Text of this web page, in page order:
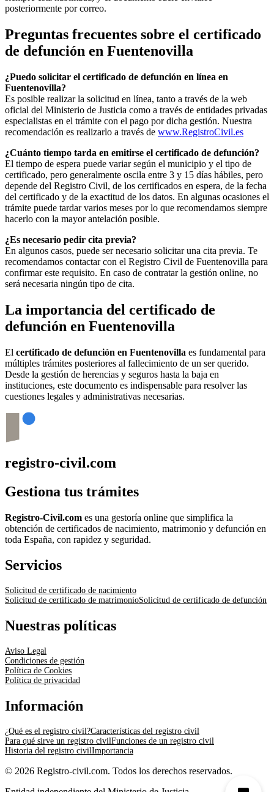
posteriormente por correo.
Preguntas frecuentes sobre el certificado
de defunción en Fuentenovilla
¿Puedo solicitar el certificado de defunción en línea en
Fuentenovilla?
Es posible realizar la solicitud en línea, tanto a través de la web
oficial del Ministerio de Justicia como a través de entidades privadas
especialistas en el trámite con el pago por dicha gestión. Nuestra
recomendación es realizarlo a través de www.RegistroCivil.es
¿Cuánto tiempo tarda en emitirse el certificado de defunción?
El tiempo de espera puede variar según el municipio y el tipo de
certificado, pero generalmente oscila entre 3 y 15 días hábiles, pero
depende del Registro Civil, de los certificados en espera, de la fecha
del certificado y de la exactitud de los datos. En algunas ocasiones el
trámite puede tardar varios meses por lo que recomendamos siempre
hacerlo con la mayor antelación posible.
¿Es necesario pedir cita previa?
En algunos casos, puede ser necesario solicitar una cita previa. Te
recomendamos contactar con el Registro Civil de Fuentenovilla para
confirmar este requisito. En caso de contratar la gestión online, no
será necesaria ningún tipo de cita.
La importancia del certificado de
defunción en Fuentenovilla
El certificado de defunción en Fuentenovilla es fundamental para
múltiples trámites posteriores al fallecimiento de un ser querido.
Desde la gestión de herencias y seguros hasta la baja en
instituciones, este documento es indispensable para resolver las
cuestiones legales y administrativas necesarias.
registro-civil.com
Gestiona tus trámites
Registro-Civil.com es una gestoría online que simplifica la
obtención de certificados de nacimiento, matrimonio y defunción en
toda España, con rapidez y seguridad.
Servicios
Solicitud de certificado de nacimiento
Solicitud de certificado de matrimonioSolicitud de certificado de defunción
Nuestras políticas
Aviso Legal
Condiciones de gestión
Política de Cookies
Política de privacidad
Información
¿Qué es el registro civil?Características del registro civil
Para qué sirve un registro civilFunciones de un registro civil
Historia del registro civilImportancia
© 2026 Registro-civil.com. Todos los derechos reservados.